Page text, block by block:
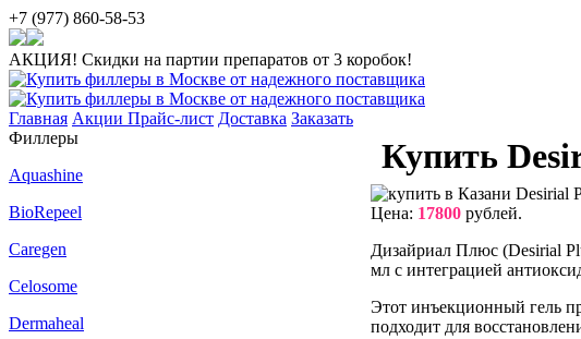
+7 (977) 860-58-53
АКЦИЯ! Скидки на партии препаратов от 3 коробок!
Главная Акции Прайс-лист Доставка Заказать
Филлеры
Aquashine
BioRepeel
Caregen
Celosome
Dermaheal
Купить
Цена: 17800рублей.
Дизайриал Плюс (Desirial
мл с интеграцией
Этот инъекционный гель
подходит для